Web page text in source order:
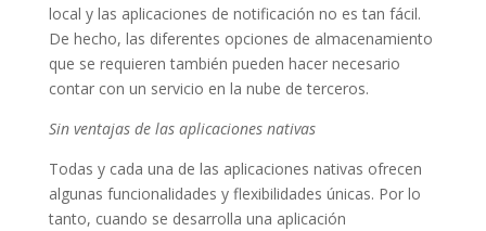
local y las aplicaciones de notificación no es tan fácil.
De hecho, las diferentes opciones de almacenamiento
que se requieren también pueden hacer necesario
contar con un servicio en la nube de terceros.
Sin ventajas de las aplicaciones nativas
Todas y cada una de las aplicaciones nativas ofrecen
algunas funcionalidades y flexibilidades únicas. Por lo
tanto, cuando se desarrolla una aplicación